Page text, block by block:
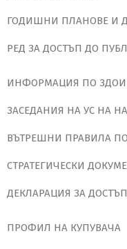
ГОДИШНИ ПЛАНОВЕ И
РЕД ЗА ДОСТЪП ДО
ИНФОРМАЦИЯ ПО ЗДОИ
ЗАСЕДАНИЯ НА УС НА
ВЪТРЕШНИ ПРАВИЛА
СТРАТЕГИЧЕСКИ
ДЕКЛАРАЦИЯ ЗА
ПРОФИЛ НА КУПУВАЧА